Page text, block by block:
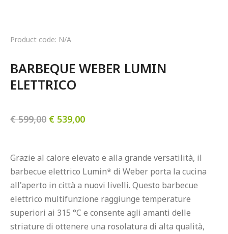
Product code: N/A
BARBEQUE WEBER LUMIN
ELETTRICO
€599,00 € 539,00
Grazie al calore elevato e alla grande versatilità, il
barbecue elettrico Lumin* di Weber porta la cucina
all'aperto in città a nuovi livelli. Questo barbecue
elettrico multifunzione raggiunge temperature
superiori ai 315 °C e consente agli amanti delle
striature di ottenere una rosolatura di alta qualità,